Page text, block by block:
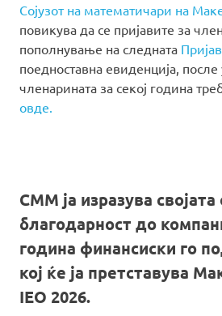
Сојузот на математичари на
повикува да се пријавите за
пополнување на следната
поедноставна евиденција, после
членарината за секој година
овде.
СММ ја изразува
благодарност до
година финансиски го
кој ќе ја претставува
IEO 2026.